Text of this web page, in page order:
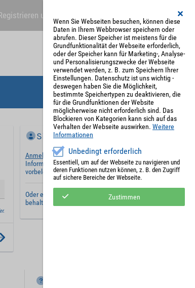
und Angebot abgeben Mein Account
Sie haben bereits ein Konto?
Anmeldenund wir werden die notwendigen
Informationen mit Ihren Standardwerten
vorbelegen.
Oder erstellen Sie ein neues Benutzerkonto
behalten Sie Ihre Einstellungen für später.
Wenn Sie Webseiten besuchen, können diese
Daten in Ihrem Webbrowser speichern oder
abrufen. Dieser Speicher ist meistens für die
Grundfunktionalität der Webseite erforderlich,
oder der Speicher kann für Marketing-, Analyse-
und Personalisierungszwecke der Webseite
verwendet werden, z. B. zum Speichern Ihrer
Einstellungen. Datenschutz ist uns wichtig -
deswegen haben Sie die Möglichkeit,
bestimmte Speichertypen zu deaktivieren, die
für die Grundfunktionen der Website
möglicherweise nicht erforderlich sind. Das
Blockieren von Kategorien kann sich auf das
Verhalten der Webseite auswirken. Weitere
Informationen
Unbedingt erforderlich
Essentiell, um auf der Webseite zu navigieren und
deren Funktionen nutzen können, z. B. den Zugriff
auf sichere Bereiche der Webseite.
Zustimmen